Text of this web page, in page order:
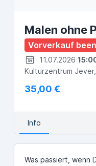
Malen ohne
Vorverkauf
11.07.2026
Kulturzentrum
35,00 €
Info
Was passiert, wenn